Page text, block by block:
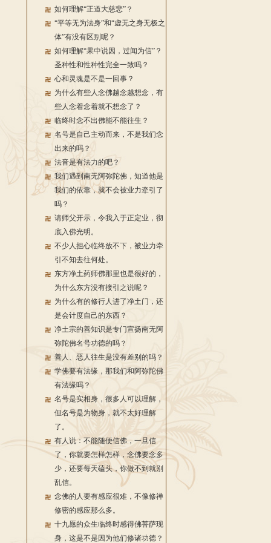
如何理解“正道大慈悲”？
“平等无为法身”和“虚无之身无极之
体”有没有区别呢？
如何理解“果中说因，过闻为信”？
圣种性和性种性完全一致吗？
心和灵魂是不是一回事？
为什么有些人念佛越念越想念，有
些人念着念着就不想念了？
临终时念不出佛能不能往生？
名号是自己主动而来，不是我们念
出来的吗？
法音是有法力的吧？
我们遇到南无阿弥陀佛，知道他是
我们的依靠，就不会被业力牵引了
吗？
请师父开示，令我入于正定业，彻
底入佛光明。
不少人担心临终放不下，被业力牵
引不知去往何处。
东方净土药师佛那里也是很好的，
为什么东方没有接引之说呢？
为什么有的修行人进了净土门，还
是会计度自己的东西？
净土宗的善知识是专门宣扬南无阿
弥陀佛名号功德的吗？
善人、恶人往生是没有差别的吗？
学佛要有法缘，那我们和阿弥陀佛
有法缘吗？
名号是实相身，很多人可以理解，
但名号是为物身，就不太好理解
了。
有人说：不能随便信佛，一旦信
了，你就要怎样怎样，念佛要念多
少，还要每天磕头，你做不到就别
乱信。
念佛的人要有感应很难，不像修禅
修密的感应那么多。
十九愿的众生临终时感得佛菩萨现
身，这是不是因为他们修诸功德？